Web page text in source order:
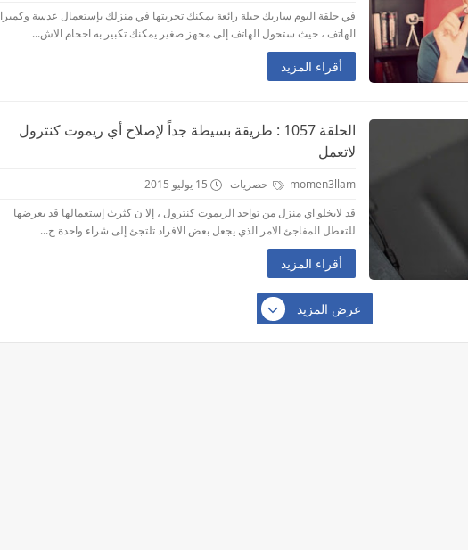
في حلقة اليوم ساريك حيلة رائعة يمكنك تجربتها في منزلك بإستعمال عدسة وكميرا
الهاتف ، حيث ستحول الهاتف إلى مجهز صغير يمكنك تكبير به احجام الاش...
أقراء المزيد
الحلقة 1057 : طريقة بسيطة جداً لإصلاح أي ريموت كنترول
لاتعمل
momen3llam حصريات
15 يوليو 2015
قد لايخلو اي منزل من تواجد الريموت كنترول ، إلا ن كثرث إستعمالها قد يعرضها
للتعطل المفاجئ الامر الذي يجعل بعض الافراد تلتجئ إلى شراء واحدة ج...
أقراء المزيد
عرض المزيد